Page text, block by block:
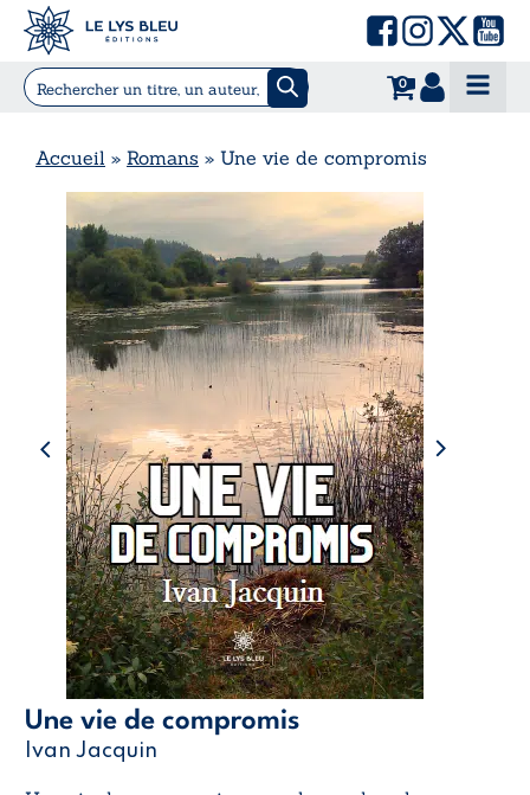
0
Accueil » Romans » Une vie de compromis
Une vie de compromis
Ivan Jacquin